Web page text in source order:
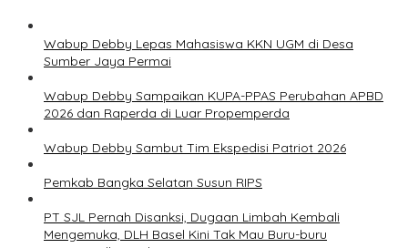
Wabup Debby Lepas Mahasiswa KKN UGM di Desa
Sumber Jaya Permai
Wabup Debby Sampaikan KUPA-PPAS Perubahan APBD
2026 dan Raperda di Luar Propemperda
Wabup Debby Sambut Tim Ekspedisi Patriot 2026
Pemkab Bangka Selatan Susun RIPS
PT SJL Pernah Disanksi, Dugaan Limbah Kembali
Mengemuka, DLH Basel Kini Tak Mau Buru-buru